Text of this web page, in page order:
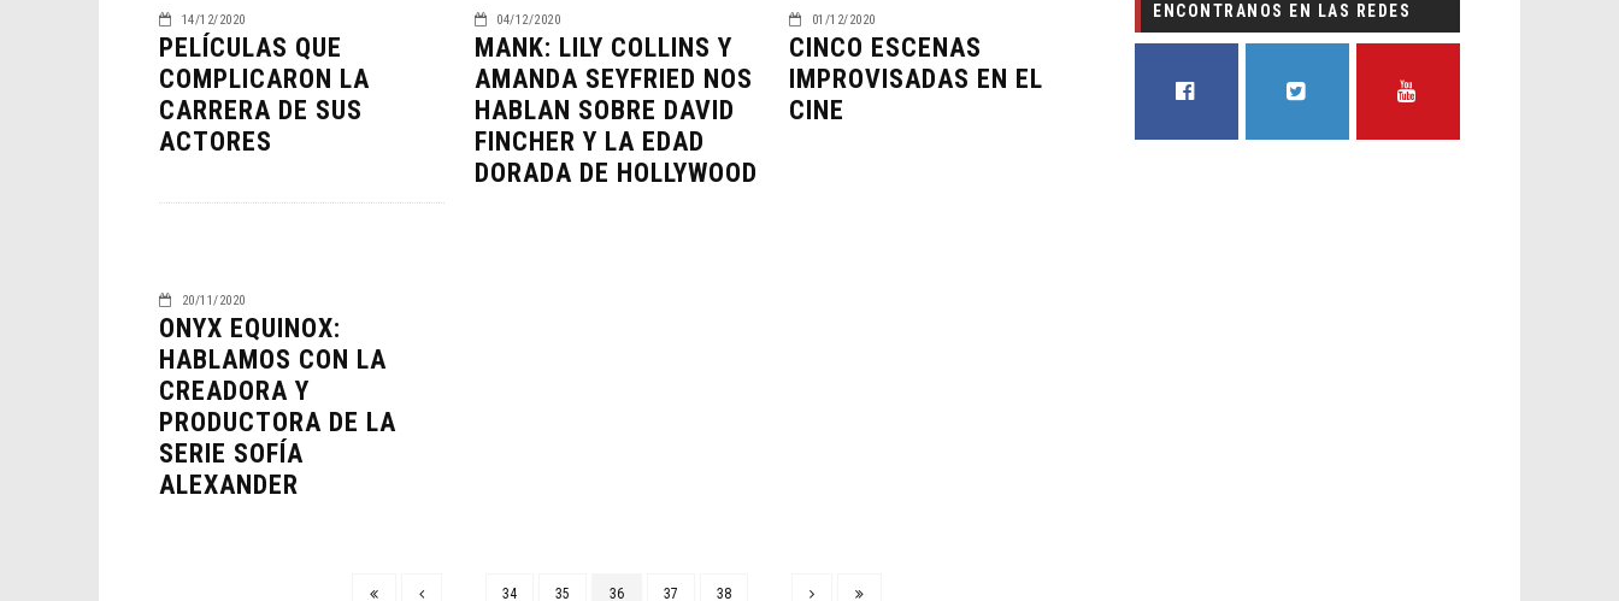
14/12/2020
PELÍCULAS QUE
COMPLICARON LA
CARRERA DE SUS
ACTORES
04/12/2020
MANK: LILY COLLINS Y
AMANDA SEYFRIED NOS
HABLAN SOBRE DAVID
FINCHER Y LA EDAD
DORADA DE HOLLYWOOD
01/12/2020
CINCO ESCENAS
IMPROVISADAS EN EL
CINE
20/11/2020
ONYX EQUINOX:
HABLAMOS CON LA
CREADORA Y
PRODUCTORA DE LA
SERIE SOFÍA
ALEXANDER
34 35 36 37 38
ENCONTRANOS EN LAS REDES